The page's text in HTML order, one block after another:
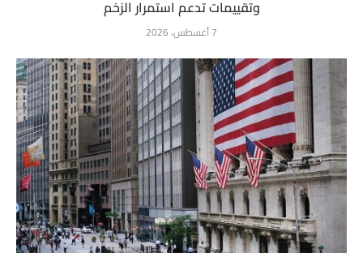
وتقييمات تدعم استمرار الزخم
7 أغسطس، 2026